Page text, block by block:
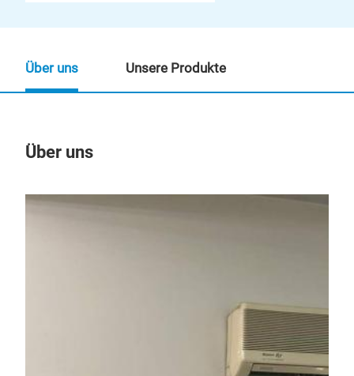
Über uns
Über uns Unsere Produkte